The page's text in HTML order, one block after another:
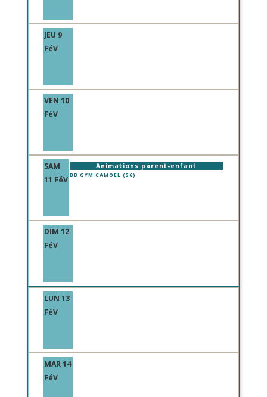
JEU 9
FéV
VEN 10
FéV
SAM
11 FéV
Animations parent-enfant
BB GYM CAMOEL (56)
DIM 12
FéV
LUN 13
FéV
MAR 14
FéV